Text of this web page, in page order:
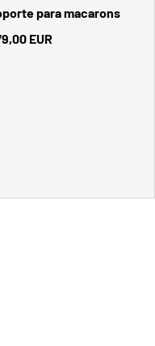
para macarons
EUR